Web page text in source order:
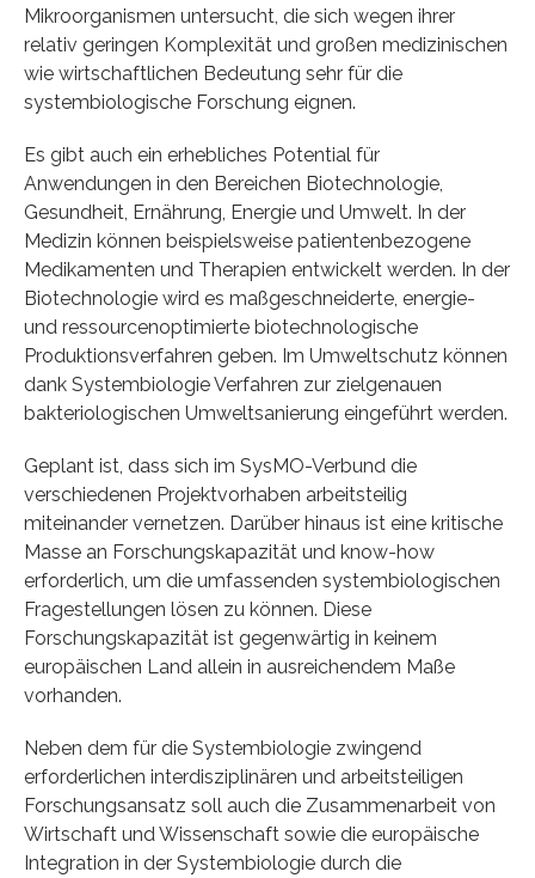
Mikroorganismen untersucht, die sich wegen ihrer
relativ geringen Komplexität und großen medizinischen
wie wirtschaftlichen Bedeutung sehr für die
systembiologische Forschung eignen.
Es gibt auch ein erhebliches Potential für
Anwendungen in den Bereichen Biotechnologie,
Gesundheit, Ernährung, Energie und Umwelt. In der
Medizin können beispielsweise patientenbezogene
Medikamenten und Therapien entwickelt werden. In der
Biotechnologie wird es maßgeschneiderte, energie-
und ressourcenoptimierte biotechnologische
Produktionsverfahren geben. Im Umweltschutz können
dank Systembiologie Verfahren zur zielgenauen
bakteriologischen Umweltsanierung eingeführt werden.
Geplant ist, dass sich im SysMO-Verbund die
verschiedenen Projektvorhaben arbeitsteilig
miteinander vernetzen. Darüber hinaus ist eine kritische
Masse an Forschungskapazität und know-how
erforderlich, um die umfassenden systembiologischen
Fragestellungen lösen zu können. Diese
Forschungskapazität ist gegenwärtig in keinem
europäischen Land allein in ausreichendem Maße
vorhanden.
Neben dem für die Systembiologie zwingend
erforderlichen interdisziplinären und arbeitsteiligen
Forschungsansatz soll auch die Zusammenarbeit von
Wirtschaft und Wissenschaft sowie die europäische
Integration in der Systembiologie durch die